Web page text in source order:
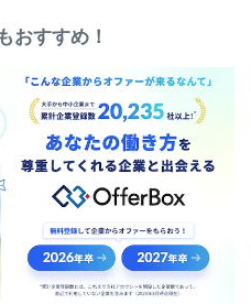
おすすめ！